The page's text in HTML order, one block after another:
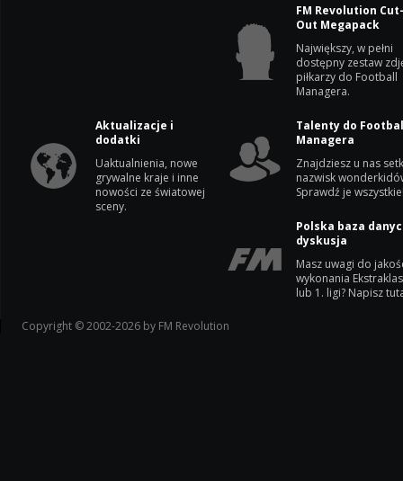
FM Revolution
Out Megapack
Największy, w pełni
dostępny zestaw
piłkarzy do Football
Managera.
Aktualizacje i
dodatki
Uaktualnienia, nowe
grywalne kraje i inne
nowości ze światowej
sceny.
Talenty do
Managera
Znajdziesz u nas
nazwisk
Sprawdź je
Polska baza
dyskusja
Masz uwagi do
wykonania
lub 1. ligi? Napisz
Copyright © 2002-2026 by FM Revolution